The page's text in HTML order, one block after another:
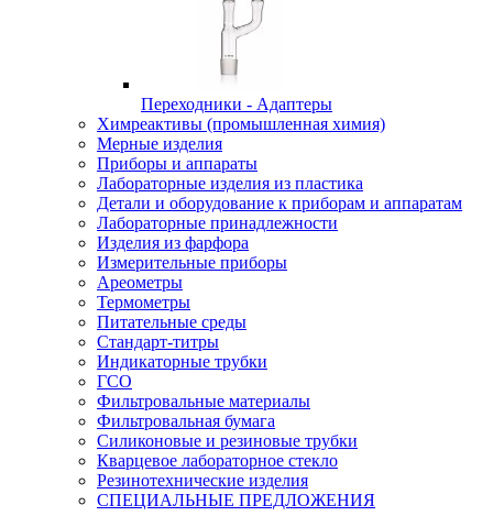
Переходники - Адаптеры
Химреактивы (промышленная химия)
Мерные изделия
Приборы и аппараты
Лабораторные изделия из пластика
Детали и оборудование к приборам и аппаратам
Лабораторные принадлежности
Изделия из фарфора
Измерительные приборы
Ареометры
Термометры
Питательные среды
Стандарт-титры
Индикаторные трубки
ГСО
Фильтровальные материалы
Фильтровальная бумага
Силиконовые и резиновые трубки
Кварцевое лабораторное стекло
Резинотехнические изделия
СПЕЦИАЛЬНЫЕ ПРЕДЛОЖЕНИЯ